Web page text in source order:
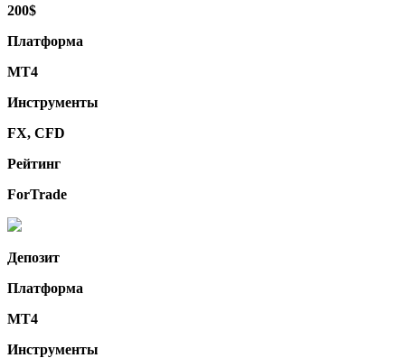
200$
Платформа
MT4
Инструменты
FX, CFD
Рейтинг
ForTrade
Депозит
Платформа
MT4
Инструменты